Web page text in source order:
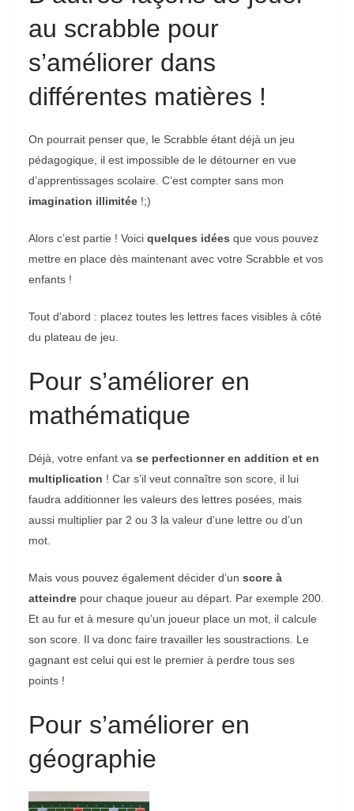
au scrabble pour
s’améliorer dans
différentes matières !
On pourrait penser que, le Scrabble étant déjà un jeu
pédagogique, il est impossible de le détourner en vue
d’apprentissages scolaire. C’est compter sans mon
imagination illimitée !;)
Alors c’est partie ! Voici quelques idées que vous pouvez
mettre en place dès maintenant avec votre Scrabble et vos
enfants !
Tout d’abord : placez toutes les lettres faces visibles à côté
du plateau de jeu.
Pour s’améliorer en
mathématique
Déjà, votre enfant va se perfectionner en addition et en
multiplication ! Car s’il veut connaître son score, il lui
faudra additionner les valeurs des lettres posées, mais
aussi multiplier par 2 ou 3 la valeur d’une lettre ou d’un
mot.
Mais vous pouvez également décider d’un score à
atteindre pour chaque joueur au départ. Par exemple 200.
Et au fur et à mesure qu’un joueur place un mot, il calcule
son score. Il va donc faire travailler les soustractions. Le
gagnant est celui qui est le premier à perdre tous ses
points !
Pour s’améliorer en
géographie